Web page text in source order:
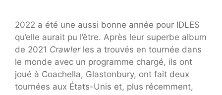
2022 a été une aussi bonne année pour IDLES
qu’elle aurait pu l’être. Après leur superbe album
de 2021 Crawlerles a trouvés en tournée dans
le monde avec un programme chargé, ils ont
joué à Coachella, Glastonbury, ont fait deux
tournées aux États-Unis et, plus récemment,